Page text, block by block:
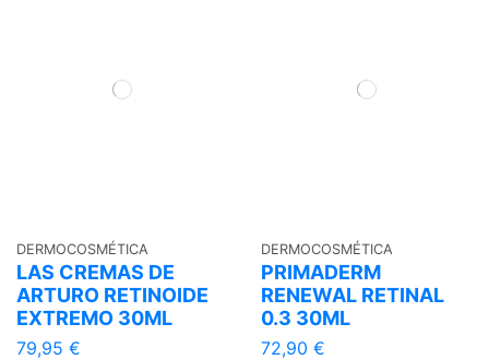
DERMOCOSMÉTICA
LAS CREMAS DE
ARTURO RETINOIDE
EXTREMO 30ML
79,95 €
DERMOCOSMÉTICA
PRIMADERM
RENEWAL RETINAL
0.3 30ML
72,90 €